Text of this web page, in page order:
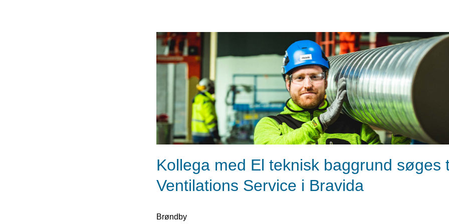
Kollega med El teknisk baggrund søges
Ventilations Service i Bravida
Brøndby